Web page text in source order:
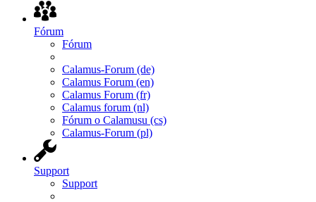
Fórum
Fórum
Calamus-Forum (de)
Calamus Forum (en)
Calamus Forum (fr)
Calamus forum (nl)
Fórum o Calamusu (cs)
Calamus-Forum (pl)
Support
Support